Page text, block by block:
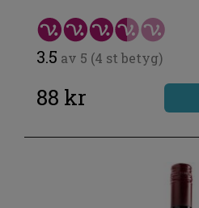
3.5 av 5 (4 st betyg)
88 kr